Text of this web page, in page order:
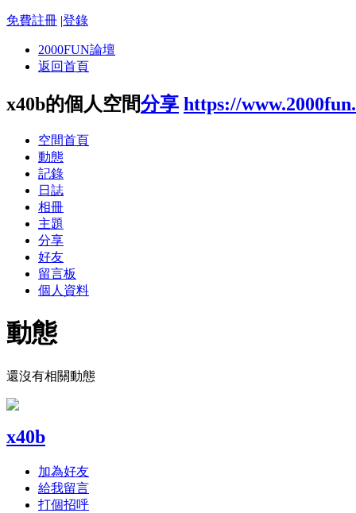
免費註冊 |登錄
2000FUN論壇
返回首頁
x40b的個人空間分享 https://
空間首頁
動態
記錄
日誌
相冊
主題
分享
好友
留言板
個人資料
動態
還沒有相關動態
x40b
加為好友
給我留言
打個招呼